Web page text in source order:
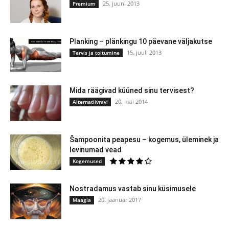
Premium 25. juuni 2013
Planking – plänkingu 10 päevane väljakutse
Tervis ja toitumine 15. juuli 2013
Mida räägivad küüned sinu tervisest?
Alternatiivravi 20. mai 2014
Šampoonita peapesu – kogemus, üleminek ja
levinumad vead
Kogemused
Nostradamus vastab sinu küsimusele
Maagia 20. jaanuar 2017